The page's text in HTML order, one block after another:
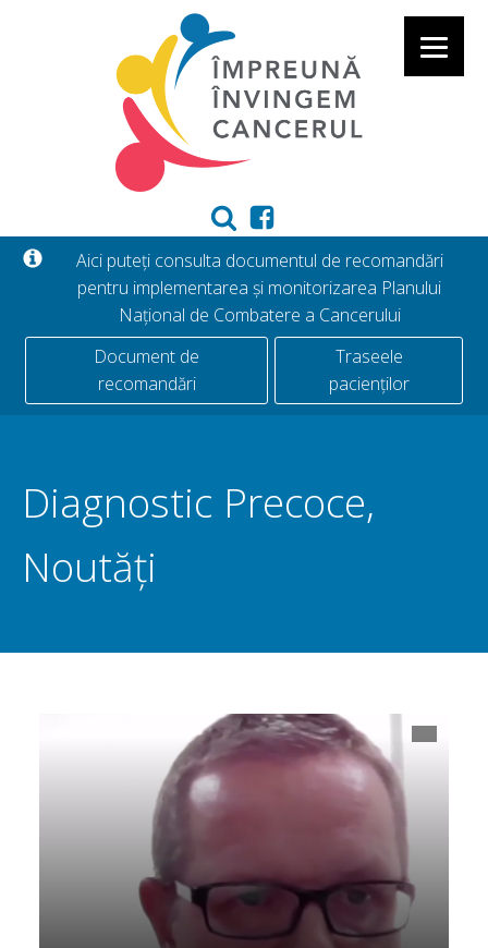
Aici puteți consulta documentul de recomandări
pentru implementarea și monitorizarea Planului
Național de Combatere a Cancerului
Document de
recomandări
Traseele
pacienților
Diagnostic Precoce,
Noutăți